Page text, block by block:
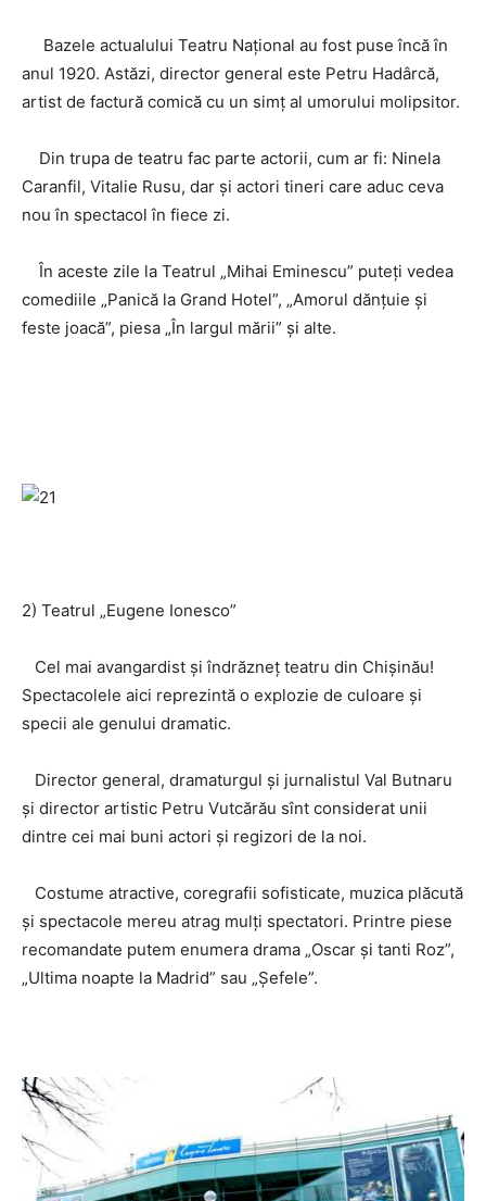
Bazele actualului Teatru Naţional au fost puse încă în
anul 1920. Astăzi, director general este Petru Hadârcă,
artist de factură comică cu un simţ al umorului molipsitor.
Din trupa de teatru fac parte actorii, cum ar fi: Ninela
Caranfil, Vitalie Rusu, dar şi actori tineri care aduc ceva
nou în spectacol în fiece zi.
În aceste zile la Teatrul „Mihai Eminescu” puteţi vedea
comediile „Panică la Grand Hotel”, „Amorul dănţuie şi
feste joacă”, piesa „În largul mării” și alte.
2) Teatrul „Eugene Ionesco”
Cel mai avangardist şi îndrăzneţ teatru din Chișinău!
Spectacolele aici reprezintă o explozie de culoare şi
specii ale genului dramatic.
Director general, dramaturgul şi jurnalistul Val Butnaru
și director artistic Petru Vutcărău sînt considerat unii
dintre cei mai buni actori şi regizori de la noi.
Costume atractive, coregrafii sofisticate, muzica plăcută
și spectacole mereu atrag mulţi spectatori. Printre piese
recomandate putem enumera drama „Oscar şi tanti Roz”,
„Ultima noapte la Madrid” sau „Şefele”.